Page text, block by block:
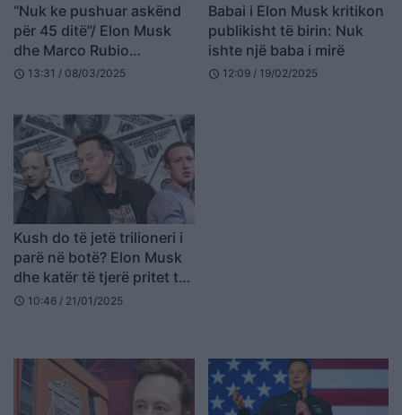
“Nuk ke pushuar askënd
për 45 ditë”/ Elon Musk
dhe Marco Rubio
përplasje të fortë në
schedule 13:31 / 08/03/2025
Babai i Elon Musk kritikon
publikisht të birin: Nuk
ishte një baba i mirë
schedule 12:09 / 19/02/2025
Kush do të jetë trilioneri i
parë në botë? Elon Musk
dhe katër të tjerë pritet të
thyejnë rekordet e
schedule 10:46 / 21/01/2025